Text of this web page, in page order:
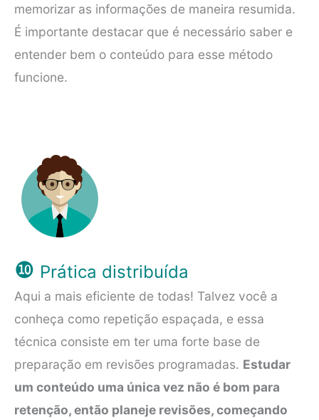
memorizar as informações de maneira resumida.
É importante destacar que é necessário saber e
entender bem o conteúdo para esse método
funcione.
❿ Prática distribuída
Aqui a mais eficiente de todas! Talvez você a
conheça como repetição espaçada, e essa
técnica consiste em ter uma forte base de
preparação em revisões programadas. Estudar
um conteúdo uma única vez não é bom para
retenção, então planeje revisões, começando